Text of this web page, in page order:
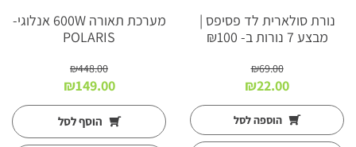
נורת סולארית לד פסיפס |
מבצע 7 נורות ב- ₪100
₪69.00
המחיר
המקורי
היה:
₪69.00.
₪22.00
הנוכחי
הוא:
₪22.00.
הוספה לסל
מערכת תאורה 600W אנלוגי-
POLARIS
₪448.00
המחיר
המקורי
היה:
₪448.00.
₪149.00
הנוכחי
הוא:
₪149.00.
הוסף לסל